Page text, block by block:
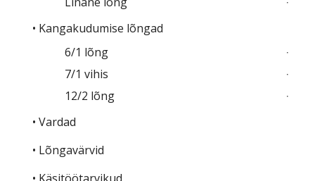
• Kangakudumise lõngad
6/1 lõng
7/1 vihis
12/2 lõng
• Vardad
• Lõngavärvid